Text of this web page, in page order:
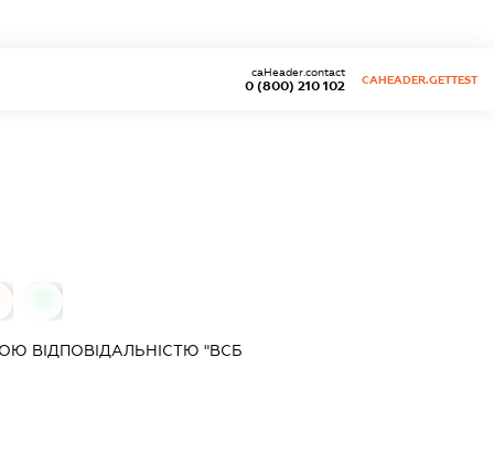
0 (800) 210 102
caHeader.contact
CAHEADER.GETTEST
ВІДПОВІДАЛЬНІСТЮ "ВСБ